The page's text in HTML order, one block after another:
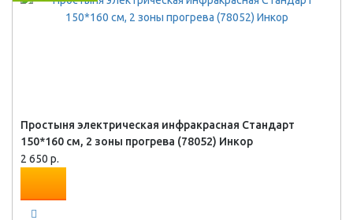
Простыня электрическая инфракрасная Стандарт
150*160 см, 2 зоны прогрева (78052) Инкор
2 650 р.